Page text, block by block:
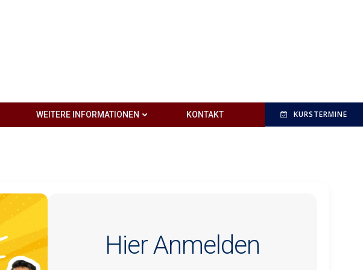
WEITERE INFORMATIONEN KONTAKT KURSTERMINE
Hier Anmelden